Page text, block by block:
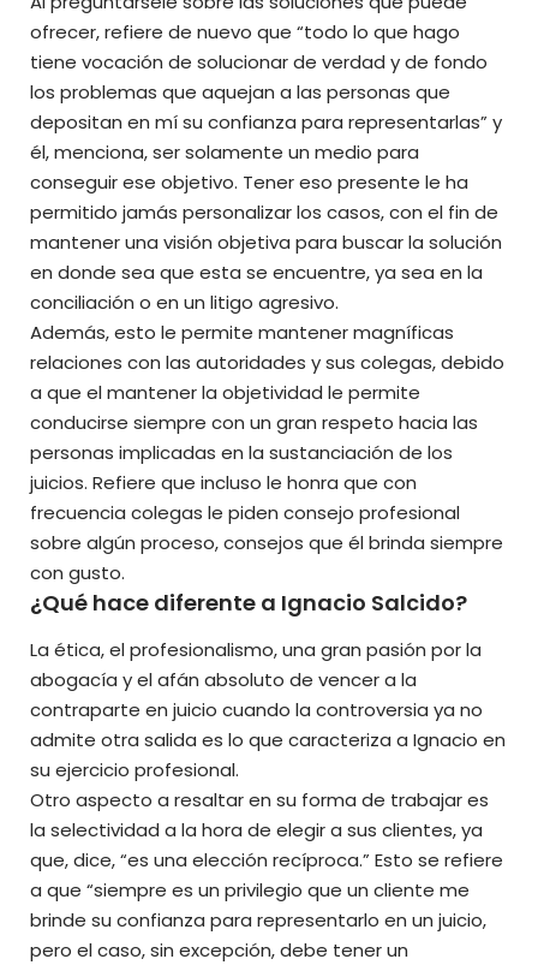
ofrecer, refiere de nuevo que “todo lo que hago
tiene vocación de solucionar de verdad y de fondo
los problemas que aquejan a las personas que
depositan en mí su confianza para representarlas” y
él, menciona, ser solamente un medio para
conseguir ese objetivo. Tener eso presente le ha
permitido jamás personalizar los casos, con el fin de
mantener una visión objetiva para buscar la solución
en donde sea que esta se encuentre, ya sea en la
conciliación o en un litigo agresivo.
Además, esto le permite mantener magníficas
relaciones con las autoridades y sus colegas, debido
a que el mantener la objetividad le permite
conducirse siempre con un gran respeto hacia las
personas implicadas en la sustanciación de los
juicios. Refiere que incluso le honra que con
frecuencia colegas le piden consejo profesional
sobre algún proceso, consejos que él brinda siempre
con gusto.
¿Qué hace diferente a Ignacio Salcido?
La ética, el profesionalismo, una gran pasión por la
abogacía y el afán absoluto de vencer a la
contraparte en juicio cuando la controversia ya no
admite otra salida es lo que caracteriza a Ignacio en
su ejercicio profesional.
Otro aspecto a resaltar en su forma de trabajar es
la selectividad a la hora de elegir a sus clientes, ya
que, dice, “es una elección recíproca.” Esto se refiere
a que “siempre es un privilegio que un cliente me
brinde su confianza para representarlo en un juicio,
pero el caso, sin excepción, debe tener un